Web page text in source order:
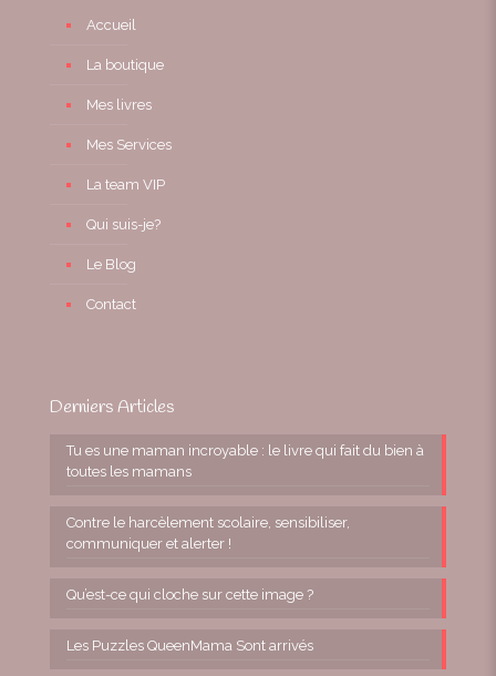
Accueil
La boutique
Mes livres
Mes Services
La team VIP
Qui suis-je?
Le Blog
Contact
Derniers Articles
Tu es une maman incroyable : le livre qui fait du bien à
toutes les mamans
Contre le harcèlement scolaire, sensibiliser,
communiquer et alerter !
Qu’est-ce qui cloche sur cette image ?
Les Puzzles QueenMama Sont arrivés